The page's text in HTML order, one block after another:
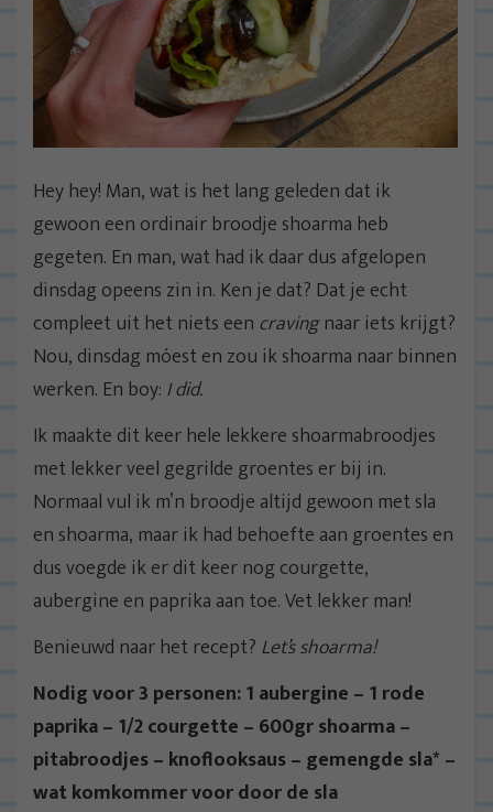
Hey hey! Man, wat is het lang geleden dat ik
gewoon een ordinair broodje shoarma heb
gegeten. En man, wat had ik daar dus afgelopen
dinsdag opeens zin in. Ken je dat? Dat je echt
compleet uit het niets een cravingnaar iets krijgt?
Nou, dinsdag móest en zou ik shoarma naar binnen
werken. En boy: I did.
Ik maakte dit keer hele lekkere shoarmabroodjes
met lekker veel gegrilde groentes er bij in.
Normaal vul ik m’n broodje altijd gewoon met sla
en shoarma, maar ik had behoefte aan groentes en
dus voegde ik er dit keer nog courgette,
aubergine en paprika aan toe. Vet lekker man!
Benieuwd naar het recept? Let’s shoarma!
Nodig voor 3 personen: 1 aubergine – 1 rode
paprika – 1/2 courgette – 600gr shoarma –
pitabroodjes – knoflooksaus – gemengde sla* –
wat komkommer voor door de sla